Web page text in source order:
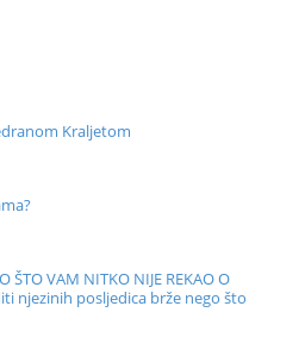
Kraljetom
VAM NITKO NIJE REKAO O
njezinih posljedica brže nego što